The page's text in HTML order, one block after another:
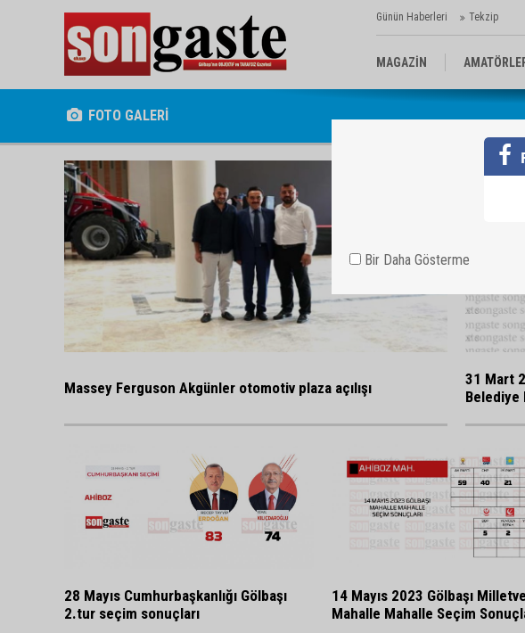
Günün Haberleri Tekzip
MAGAZİN
FOTO GALERİ
Massey Ferguson Akgünler otomotiv plaza açılışı
31 Mart
Belediye
28 Mayıs Cumhurbaşkanlığı Gölbaşı
2.tur seçim sonuçları
14 Mayıs 2023 Gölbaşı
Mahalle Mahalle Seçim
Bir Daha Gösterme